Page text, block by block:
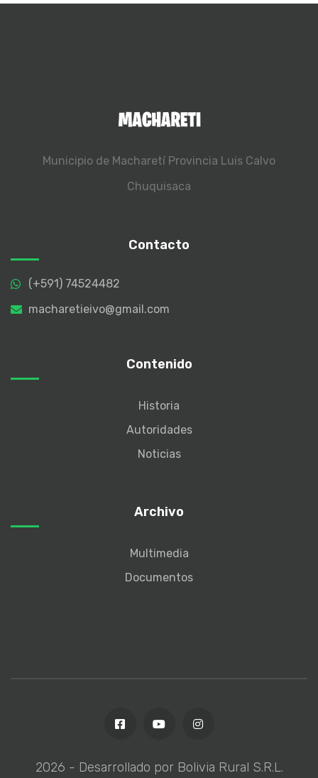
Municipio de Macharetí Provincia Luis Calvo
Chuquisaca
Contacto
(+591) 74524482
macharetieivo@gmail.com
Contenido
Historia
Autoridades
Noticias
Archivo
Multimedia
Documentos
2026 - Desarrollado por Bolivia Rural S.R.L.